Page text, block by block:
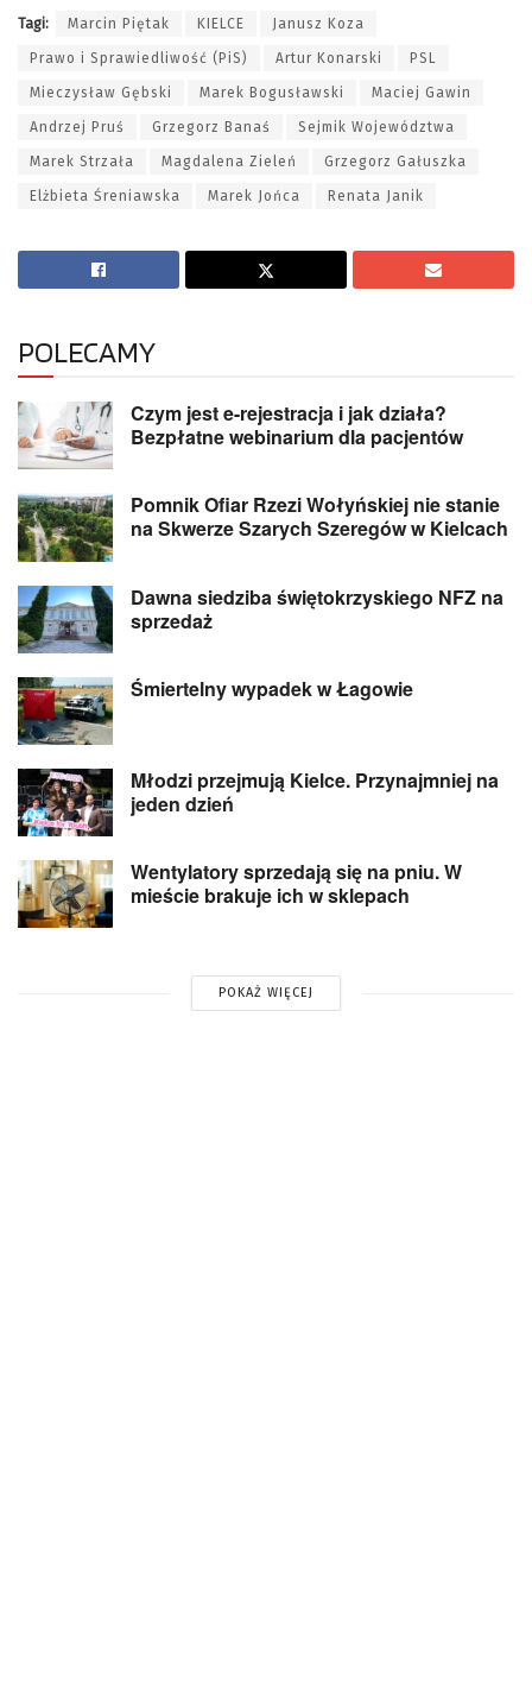
Tagi: Marcin Piętak KIELCE Janusz Koza
Prawo i Sprawiedliwość (PiS) Artur Konarski PSL
Mieczysław Gębski Marek Bogusławski Maciej Gawin
Andrzej Pruś Grzegorz Banaś Sejmik Województwa
Marek Strzała Magdalena Zieleń Grzegorz Gałuszka
Elżbieta Śreniawska Marek Jońca Renata Janik
POLECAMY
Czym jest e-rejestracja i jak działa?
Bezpłatne webinarium dla pacjentów
Pomnik Ofiar Rzezi Wołyńskiej nie stanie
na Skwerze Szarych Szeregów w Kielcach
Dawna siedziba świętokrzyskiego NFZ na
sprzedaż
Śmiertelny wypadek w Łagowie
Młodzi przejmują Kielce. Przynajmniej na
jeden dzień
Wentylatory sprzedają się na pniu. W
mieście brakuje ich w sklepach
POKAŻ WIĘCEJ